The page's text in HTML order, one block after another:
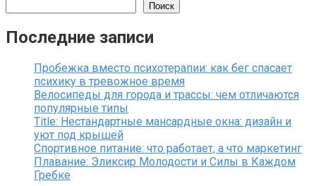
Поиск
Последние записи
Пробежка вместо психотерапии: как бег спасает
психику в тревожное время
Велосипеды для города и трассы: чем отличаются
популярные типы
Title: Нестандартные мансардные окна: дизайн и
уют под крышей
Спортивное питание: что работает, а что маркетинг
Плавание: Эликсир Молодости и Силы в Каждом
Гребке